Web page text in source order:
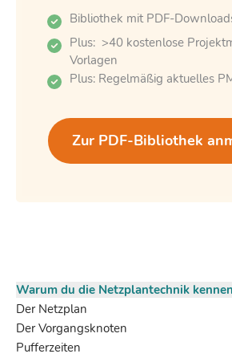
Warum du die Netzplantechnik
Der Netzplan
Der Vorgangsknoten
Pufferzeiten
Bibliothek mit PDF-
Plus: >40 kostenlose
Vorlagen
Plus: Regelmäßig aktuelles
Zur PDF-Bibliothek